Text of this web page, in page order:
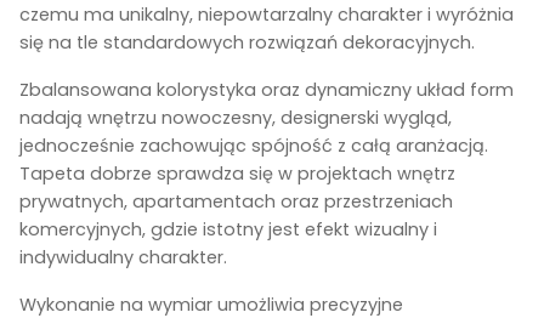
czemu ma unikalny, niepowtarzalny charakter i wyróżnia
się na tle standardowych rozwiązań dekoracyjnych.
Zbalansowana kolorystyka oraz dynamiczny układ form
nadają wnętrzu nowoczesny, designerski wygląd,
jednocześnie zachowując spójność z całą aranżacją.
Tapeta dobrze sprawdza się w projektach wnętrz
prywatnych, apartamentach oraz przestrzeniach
komercyjnych, gdzie istotny jest efekt wizualny i
indywidualny charakter.
Wykonanie na wymiar umożliwia precyzyjne